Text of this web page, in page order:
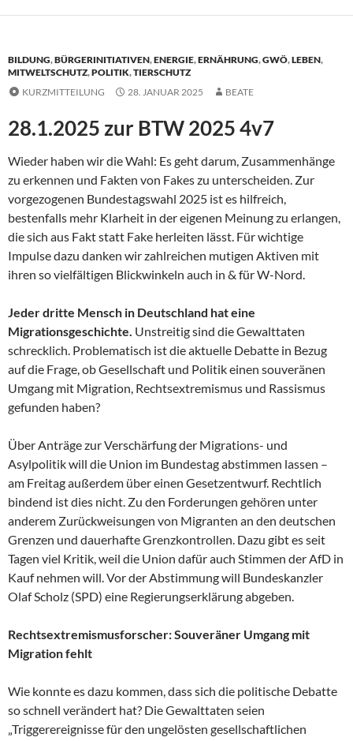
BILDUNG,BÜRGERINITIATIVEN,ENERGIE,ERNÄHRUNG,GWÖ,LEBEN,
MITWELTSCHUTZ,POLITIK,TIERSCHUTZ
KURZMITTEILUNG
28. JANUAR 2025 BEATE
28.1.2025 zur BTW 2025 4v7
Wieder haben wir die Wahl: Es geht darum, Zusammenhänge
zu erkennen und Fakten von Fakes zu unterscheiden. Zur
vorgezogenen Bundestagswahl 2025 ist es hilfreich,
bestenfalls mehr Klarheit in der eigenen Meinung zu erlangen,
die sich aus Fakt statt Fake herleiten lässt. Für wichtige
Impulse dazu danken wir zahlreichen mutigen Aktiven mit
ihren so vielfältigen Blickwinkeln auch in & für W-Nord.
Jeder dritte Mensch in Deutschland hat eine
Migrationsgeschichte. Unstreitig sind die Gewalttaten
schrecklich. Problematisch ist die aktuelle Debatte in Bezug
auf die Frage, ob Gesellschaft und Politik einen souveränen
Umgang mit Migration, Rechtsextremismus und Rassismus
gefunden haben?
Über Anträge zur Verschärfung der Migrations- und
Asylpolitik will die Union im Bundestag abstimmen lassen –
am Freitag außerdem über einen Gesetzentwurf. Rechtlich
bindend ist dies nicht. Zu den Forderungen gehören unter
anderem Zurückweisungen von Migranten an den deutschen
Grenzen und dauerhafte Grenzkontrollen. Dazu gibt es seit
Tagen viel Kritik, weil die Union dafür auch Stimmen der AfD in
Kauf nehmen will. Vor der Abstimmung will Bundeskanzler
Olaf Scholz (SPD) eine Regierungserklärung abgeben.
Rechtsextremismusforscher: Souveräner Umgang mit
Migration fehlt
Wie konnte es dazu kommen, dass sich die politische Debatte
so schnell verändert hat? Die Gewalttaten seien
„Triggerereignisse für den ungelösten gesellschaftlichen